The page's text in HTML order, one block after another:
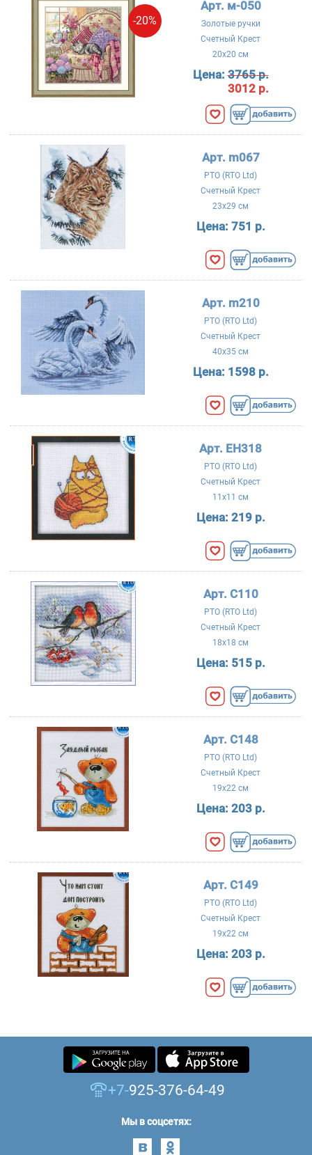
-20%
Арт. м-050
Золотые ручки
Счетный Крест
20x20 см
Цена:3765 р.
3012 р.
Арт. m067
РТО (RTO Ltd)
Счетный Крест
23x29 см
Цена: 751 р.
Арт. m210
РТО (RTO Ltd)
Счетный Крест
40x35 см
Цена: 1598 р.
Арт. EH318
РТО (RTO Ltd)
Счетный Крест
11x11 см
Цена: 219 р.
Арт. C110
РТО (RTO Ltd)
Счетный Крест
18x18 см
Цена: 515 р.
Арт. C148
РТО (RTO Ltd)
Счетный Крест
19x22 см
Цена: 203 р.
Арт. C149
РТО (RTO Ltd)
Счетный Крест
19x22 см
Цена: 203 р.
+7-925-376-64-49
Мы в соцсетях: